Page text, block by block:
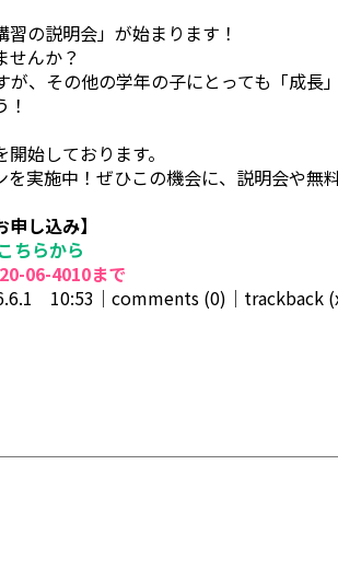
の説明会」が始まります！
せんか？
が、その他の学年の子にとっても「成長
始しております。
を実施中！ぜひこの機会に、説明会や無
し込み】
ちらから
06-4010まで
10:53│ comments (0) │trackback